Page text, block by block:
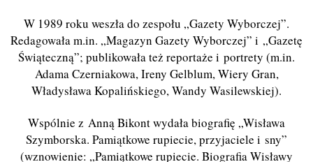
W 1989 roku weszła do zespołu „Gazety Wyborczej”.
Redagowała m.in. „Magazyn Gazety Wyborczej” i „Gazetę
Świąteczną”; publikowała też reportaże i portrety (m.in.
Adama Czerniakowa, Ireny Gelblum, Wiery Gran,
Władysława Kopalińskiego, Wandy Wasilewskiej).
Wspólnie z Anną Bikont wydała biografię „Wisława
Szymborska. Pamiątkowe rupiecie, przyjaciele i sny”
(wznowienie: „Pamiątkowe rupiecie. Biografia Wisławy